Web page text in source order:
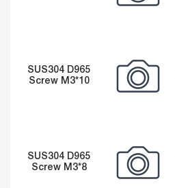
SUS304 D965
Screw M3*10
SUS304 D965
Screw M3*8